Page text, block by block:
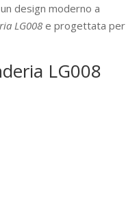
design moderno a
LG008 e progettata per
LG008